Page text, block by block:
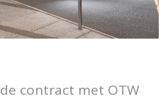
contract met OTW